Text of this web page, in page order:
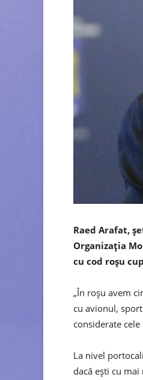
Raed Arafat,
Organizația
cu cod roșu
„În roșu avem
cu avionul,
considerate
La nivel
dacă ești cu